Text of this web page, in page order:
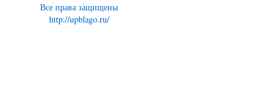
Все права защищены
http://upblago.ru/